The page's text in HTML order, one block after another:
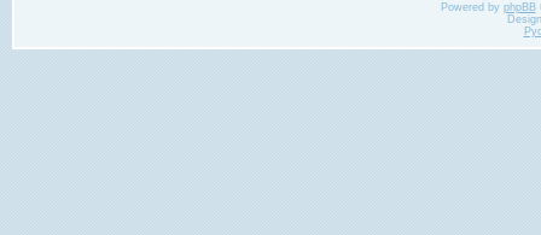
Powered by phpBB